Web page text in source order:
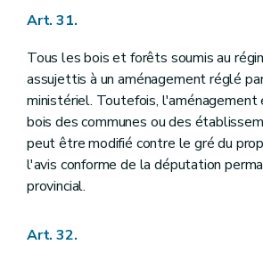
Art. 31.
Tous les bois et forêts soumis au
assujettis à un aménagement réglé
ministériel. Toutefois,
bois des communes ou des
peut être modifié contre le gré du
l'avis conforme de la députation
provincial.
Art. 32.